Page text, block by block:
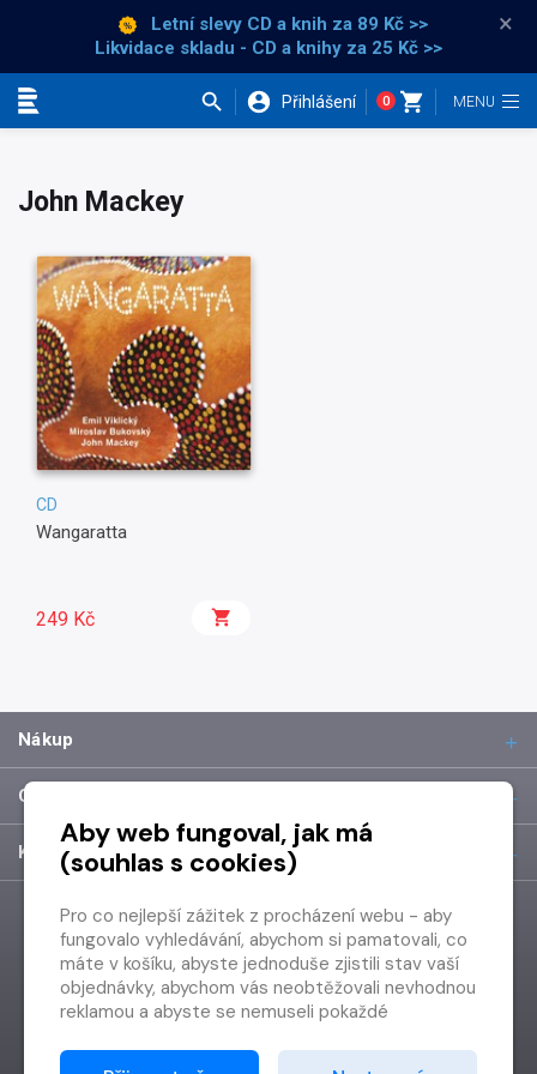
Letní slevy CD a knih za 89 Kč >>
Likvidace skladu - CD a knihy za 25 Kč >>
×
Přihlášení 0
John Mackey
CD
Wangaratta
249 Kč
Nákup
O společnosti
Kontakt
Aby web fungoval, jak má
(souhlas s cookies)
Pro co nejlepší zážitek z procházení webu - aby
fungovalo vyhledávání, abychom si pamatovali, co
máte v košíku, abyste jednoduše zjistili stav vaší
objednávky, abychom vás neobtěžovali nevhodnou
reklamou a abyste se nemuseli pokaždé